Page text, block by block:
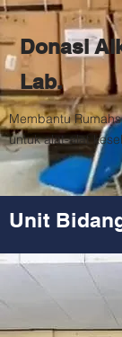
Donasi
Lab.
Membantu
untuk alat-alat
Unit